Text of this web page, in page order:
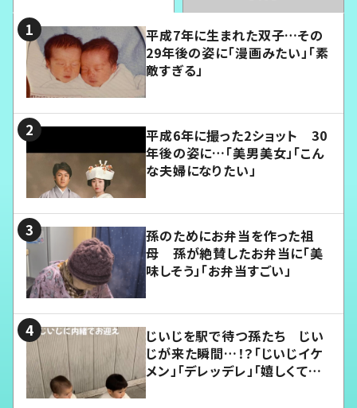
平成7年に生まれた双子…その
29年後の姿に「漫画みたい」「素
敵すぎる」
平成6年に撮った2ショット 30
年後の姿に…「美男美女」「こん
な夫婦になりたい」
孫のためにお弁当を作った祖
母 孫が絶賛したお弁当に「美
味しそう」「お弁当すごい」
じいじを駅で待つ孫たち じい
じが来た瞬間…！？「じいじイケ
メン」「デレッデレ」「嬉しくて可